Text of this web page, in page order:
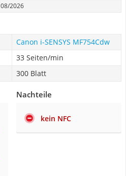
08/2026
Canon i-SENSYS MF754Cdw
33 Seiten/min
300 Blatt
Nachteile
kein NFC